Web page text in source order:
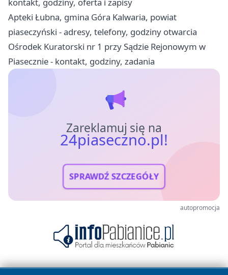
kontakt, godziny, oferta i zapisy
Apteki Łubna, gmina Góra Kalwaria, powiat
piaseczyński - adresy, telefony, godziny otwarcia
Ośrodek Kuratorski nr 1 przy Sądzie Rejonowym w
Piasecznie - kontakt, godziny, zadania
Zareklamuj się na
24piaseczno.pl!
SPRAWDŹ SZCZEGÓŁY
autopromocja